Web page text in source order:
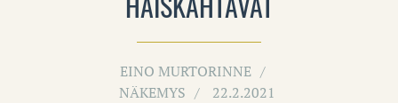
EINO MURTORINNE
NÄKEMYS
22.2.2021